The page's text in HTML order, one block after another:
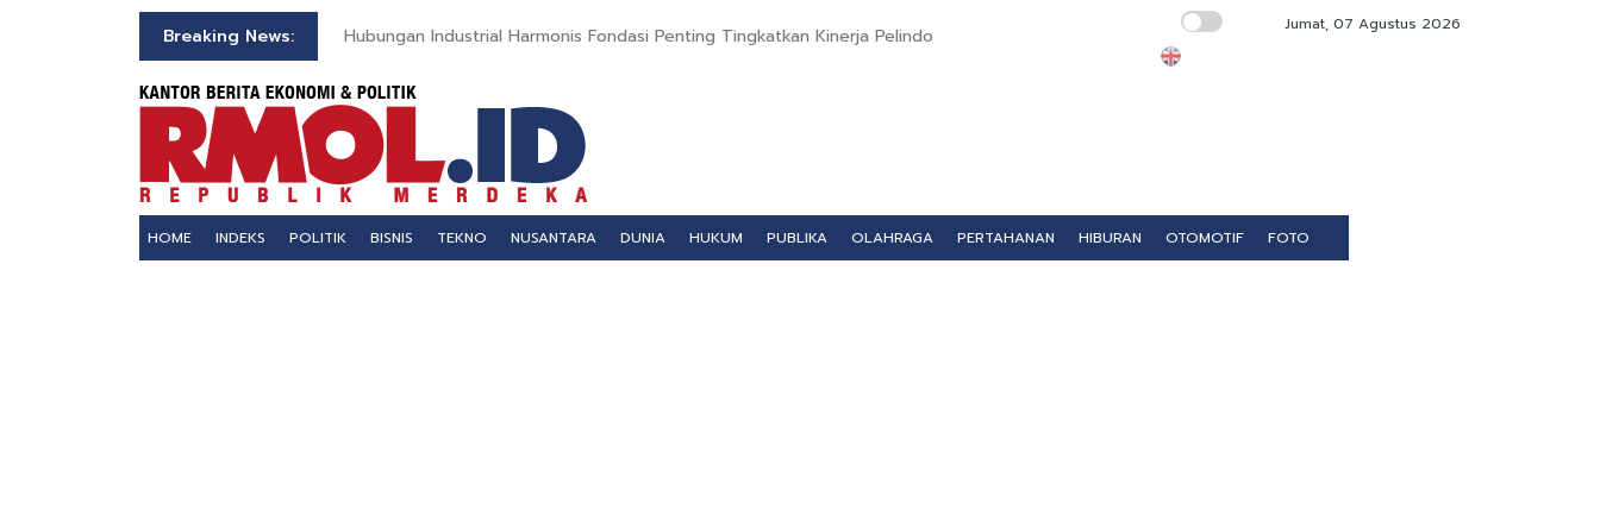
Breaking News: Hubungan Industrial Harmonis Fondasi Penting Tingkatkan Kinerja Pelindo Kemhan Renovasi Sekretariat LVRI dan
Jumat, 07 Agustus 2026
HOME INDEKS POLITIK BISNIS TEKNO NUSANTARA DUNIA HUKUM PUBLIKA OLAHRAGA PERTAHANAN HIBURAN OTOMOTIF FOTO